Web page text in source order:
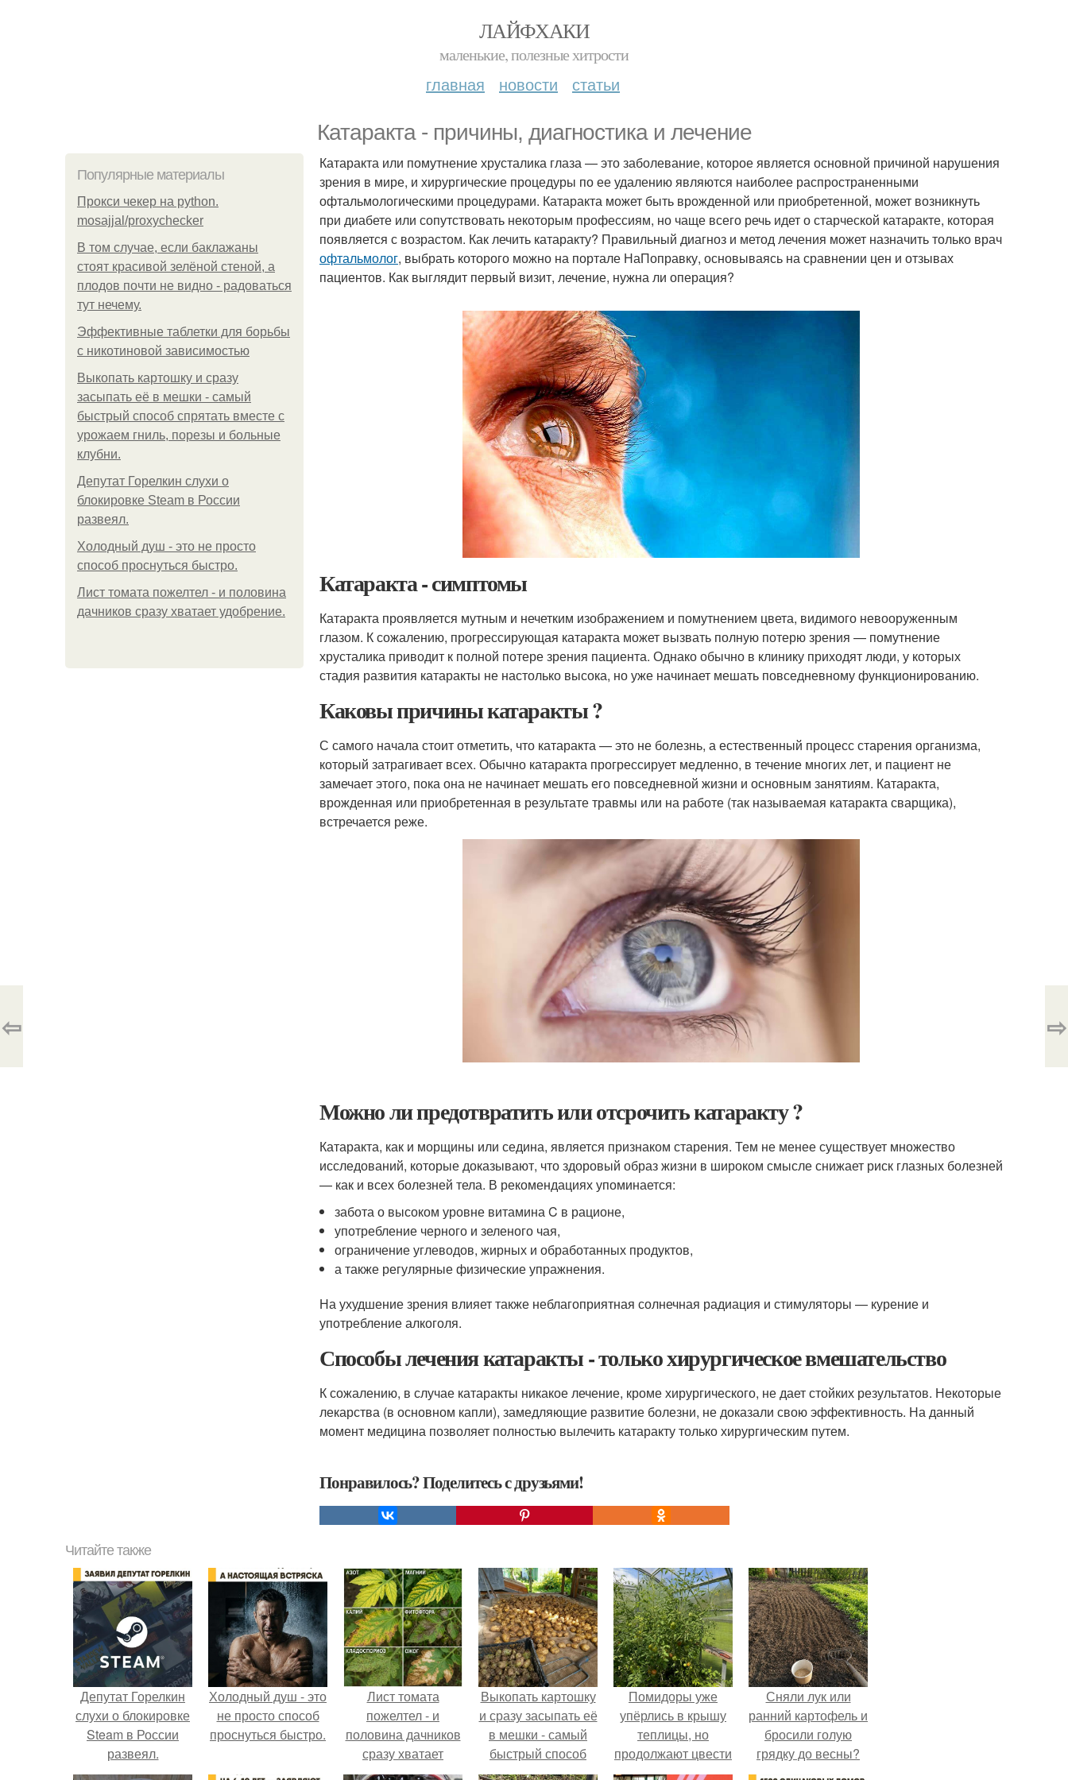
ЛАЙФХАКИ
маленькие, полезные хитрости
главная новости статьи
Катаракта - причины, диагностика и лечение
Популярные материалы
Прокси чекер на python.
mosajjal/proxychecker
В том случае, если баклажаны
стоят красивой зелёной стеной, а
плодов почти не видно - радоваться
тут нечему.
Эффективные таблетки для борьбы
с никотиновой зависимостью
Выкопать картошку и сразу
засыпать её в мешки - самый
быстрый способ спрятать вместе с
урожаем гниль, порезы и больные
клубни.
Депутат Горелкин слухи о
блокировке Steam в России
развеял.
Холодный душ - это не просто
способ проснуться быстро.
Лист томата пожелтел - и половина
дачников сразу хватает удобрение.
Катаракта или помутнение хрусталика глаза — это заболевание, которое является основной причиной нарушения
зрения в мире, и хирургические процедуры по ее удалению являются наиболее распространенными
офтальмологическими процедурами. Катаракта может быть врожденной или приобретенной, может возникнуть
при диабете или сопутствовать некоторым профессиям, но чаще всего речь идет о старческой катаракте, которая
появляется с возрастом. Как лечить катаракту? Правильный диагноз и метод лечения может назначить только врач
офтальмолог, выбрать которого можно на портале НаПоправку, основываясь на сравнении цен и отзывах
пациентов. Как выглядит первый визит, лечение, нужна ли операция?
Катаракта - симптомы
Катаракта проявляется мутным и нечетким изображением и помутнением цвета, видимого невооруженным
глазом. К сожалению, прогрессирующая катаракта может вызвать полную потерю зрения — помутнение
хрусталика приводит к полной потере зрения пациента. Однако обычно в клинику приходят люди, у которых
стадия развития катаракты не настолько высока, но уже начинает мешать повседневному функционированию.
Каковы причины катаракты ?
С самого начала стоит отметить, что катаракта — это не болезнь, а естественный процесс старения организма,
который затрагивает всех. Обычно катаракта прогрессирует медленно, в течение многих лет, и пациент не
замечает этого, пока она не начинает мешать его повседневной жизни и основным занятиям. Катаракта,
врожденная или приобретенная в результате травмы или на работе (так называемая катаракта сварщика),
встречается реже.
Можно ли предотвратить или отсрочить катаракту ?
Катаракта, как и морщины или седина, является признаком старения. Тем не менее существует множество
исследований, которые доказывают, что здоровый образ жизни в широком смысле снижает риск глазных болезней
— как и всех болезней тела. В рекомендациях упоминается:
забота о высоком уровне витамина C в рационе,
употребление черного и зеленого чая,
ограничение углеводов, жирных и обработанных продуктов,
а также регулярные физические упражнения.
На ухудшение зрения влияет также неблагоприятная солнечная радиация и стимуляторы — курение и
употребление алкоголя.
Способы лечения катаракты - только хирургическое вмешательство
К сожалению, в случае катаракты никакое лечение, кроме хирургического, не дает стойких результатов. Некоторые
лекарства (в основном капли), замедляющие развитие болезни, не доказали свою эффективность. На данный
момент медицина позволяет полностью вылечить катаракту только хирургическим путем.
Понравилось? Поделитесь с друзьями!
⇦ ⇨
Читайте также
Депутат Горелкин
слухи о блокировке
Steam в России
развеял.
Холодный душ - это
не просто способ
проснуться быстро.
Лист томата
пожелтел - и
половина дачников
сразу хватает
удобрение.
Выкопать картошку
и сразу засыпать её
в мешки - самый
быстрый способ
спрятать вместе с
Помидоры уже
упёрлись в крышу
теплицы, но
продолжают цвести
как сумасшедшие?
Сняли лук или
ранний картофель и
бросили голую
грядку до весны?